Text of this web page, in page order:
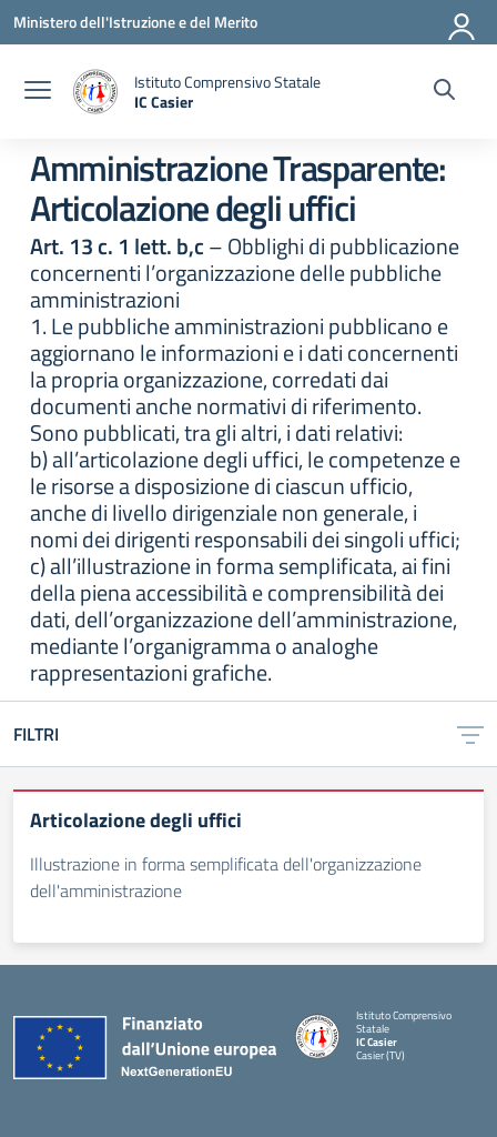
Vai ai contenuti
Vai al menu di navigazione
Vai al footer
Ministero dell'Istruzione e del Merito
Istituto Comprensivo Statale
IC Casier
Amministrazione Trasparente:
Articolazione degli uffici
Art. 13 c. 1 lett. b,c– Obblighi di pubblicazione
concernenti l’organizzazione delle pubbliche
amministrazioni
1. Le pubbliche amministrazioni pubblicano e
aggiornano le informazioni e i dati concernenti
la propria organizzazione, corredati dai
documenti anche normativi di riferimento.
Sono pubblicati, tra gli altri, i dati relativi:
b) all’articolazione degli uffici, le competenze e
le risorse a disposizione di ciascun ufficio,
anche di livello dirigenziale non generale, i
nomi dei dirigenti responsabili dei singoli uffici;
c) all’illustrazione in forma semplificata, ai fini
della piena accessibilità e comprensibilità dei
dati, dell’organizzazione dell’amministrazione,
mediante l’organigramma o analoghe
rappresentazioni grafiche.
FILTRI
Articolazione degli uffici
Illustrazione in forma semplificata dell'organizzazione
dell'amministrazione
Istituto Comprensivo
Statale
IC Casier
Casier (TV)